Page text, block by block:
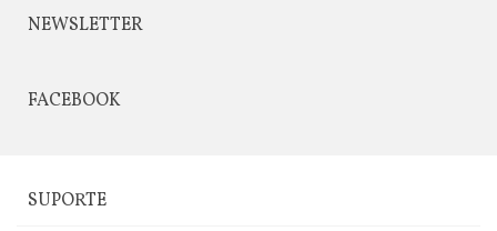
NEWSLETTER
FACEBOOK
SUPORTE